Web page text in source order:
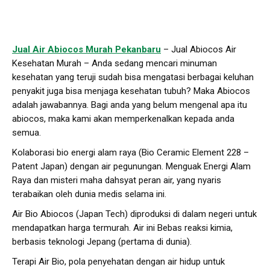
Jual Air Abiocos Murah Pekanbaru – Jual Abiocos Air
Kesehatan Murah – Anda sedang mencari minuman
kesehatan yang teruji sudah bisa mengatasi berbagai keluhan
penyakit juga bisa menjaga kesehatan tubuh? Maka Abiocos
adalah jawabannya. Bagi anda yang belum mengenal apa itu
abiocos, maka kami akan memperkenalkan kepada anda
semua.
Kolaborasi bio energi alam raya (Bio Ceramic Element 228 –
Patent Japan) dengan air pegunungan. Menguak Energi Alam
Raya dan misteri maha dahsyat peran air, yang nyaris
terabaikan oleh dunia medis selama ini.
Air Bio Abiocos (Japan Tech) diproduksi di dalam negeri untuk
mendapatkan harga termurah. Air ini Bebas reaksi kimia,
berbasis teknologi Jepang (pertama di dunia).
Terapi Air Bio, pola penyehatan dengan air hidup untuk